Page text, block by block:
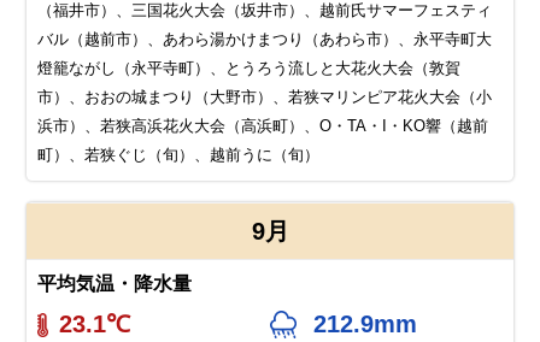
（福井市）、三国花火大会（坂井市）、越前氏サマーフェスティ
バル（越前市）、あわら湯かけまつり（あわら市）、永平寺町大
燈籠ながし（永平寺町）、とうろう流しと大花火大会（敦賀
市）、おおの城まつり（大野市）、若狭マリンピア花火大会（小
浜市）、若狭高浜花火大会（高浜町）、O・TA・I・KO響（越前
町）、若狭ぐじ（旬）、越前うに（旬）
9月
平均気温・降水量
23.1℃ 212.9mm